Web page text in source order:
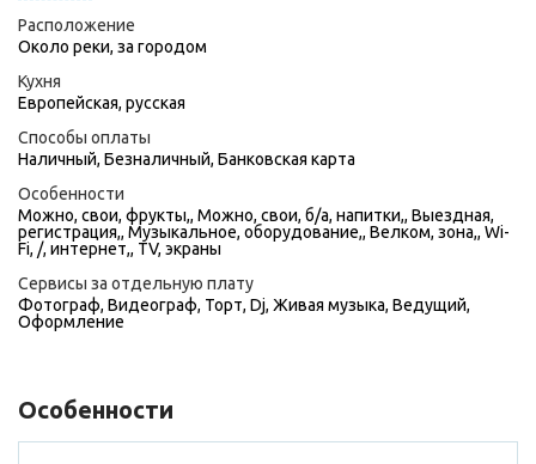
Расположение
Около реки, за городом
Кухня
Европейская, русская
Способы оплаты
Наличный, Безналичный, Банковская карта
Особенности
Можно, свои, фрукты,, Можно, свои, б/а, напитки,, Выездная,
регистрация,, Музыкальное, оборудование,, Велком, зона,, Wi-
Fi, /, интернет,, TV, экраны
Сервисы за отдельную плату
Фотограф, Видеограф, Торт, Dj, Живая музыка, Ведущий,
Оформление
Особенности